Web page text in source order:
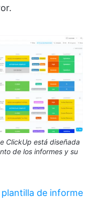
ClickUp está diseñada
de los informes y su
plantilla de informe